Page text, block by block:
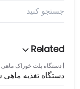
دستگاه پلت خوراک ماهی
دستگاه تغذیه